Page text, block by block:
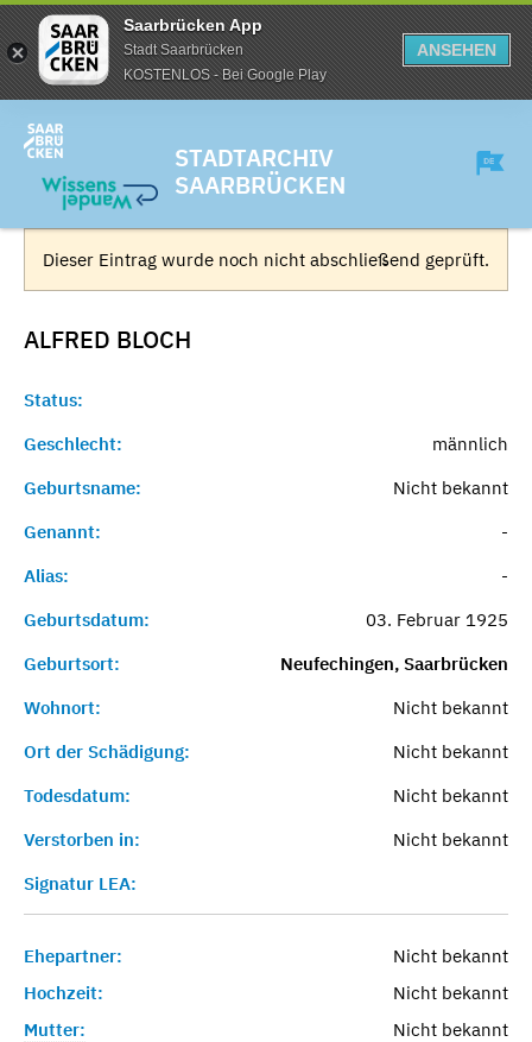
Saarbrücken App
Stadt Saarbrücken
KOSTENLOS - Bei Google Play
ANSEHEN
STADTARCHIV
SAARBRÜCKEN
Dieser Eintrag wurde noch nicht abschließend geprüft.
ALFRED BLOCH
Status:
Geschlecht:
männlich
Geburtsname:
Nicht bekannt
Genannt:
-
Alias:
-
Geburtsdatum:
03. Februar 1925
Geburtsort:
Neufechingen, Saarbrücken
Wohnort:
Nicht bekannt
Ort der Schädigung:
Nicht bekannt
Todesdatum:
Nicht bekannt
Verstorben in:
Nicht bekannt
Signatur LEA:
Ehepartner:
Nicht bekannt
Hochzeit:
Nicht bekannt
Mutter:
Nicht bekannt